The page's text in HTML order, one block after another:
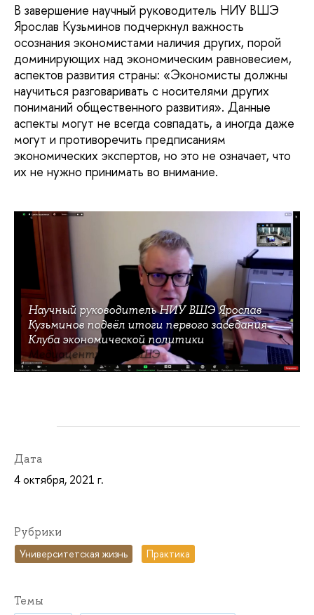
В завершение научный руководитель НИУ ВШЭ
Ярослав Кузьминов подчеркнул важность
осознания экономистами наличия других, порой
доминирующих над экономическим равновесием,
аспектов развития страны: «Экономисты должны
научиться разговаривать с носителями других
пониманий общественного развития». Данные
аспекты могут не всегда совпадать, а иногда даже
могут и противоречить предписаниям
экономических экспертов, но это не означает, что
их не нужно принимать во внимание.
Научный руководитель НИУ ВШЭ Ярослав
Кузьминов подвёл итоги первого заседания
Клуба экономической политики
Медиацентр НИУ ВШЭ
Дата
4 октября, 2021 г.
Рубрики
Университетская жизнь Практика
Темы